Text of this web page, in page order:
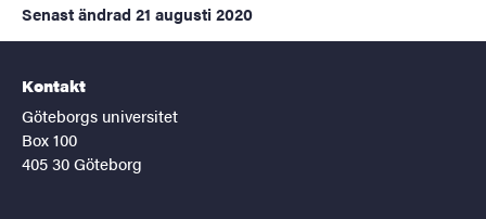
Senast ändrad 21 augusti 2020
Kontakt
Göteborgs universitet
Box 100
405 30 Göteborg